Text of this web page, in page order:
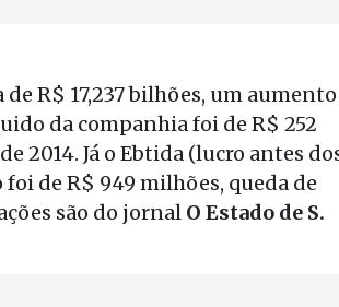
R$ 17,237 bilhões, um aumento
da companhia foi de R$ 252
2014. Já o Ebtida (lucro antes
de R$ 949 milhões, queda de
são do jornal O Estado de S.